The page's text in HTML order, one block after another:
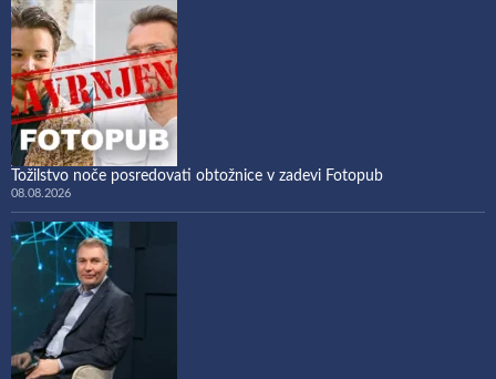
Tožilstvo noče posredovati obtožnice v zadevi Fotopub
08.08.2026